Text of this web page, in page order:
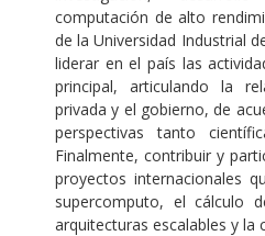
computación de alto
de la Universidad Industrial
liderar en el país las
principal, articulando la
privada y el gobierno, de
perspectivas tanto
Finalmente, contribuir y
proyectos internacionales
supercomputo, el cálculo
arquitecturas escalables y la